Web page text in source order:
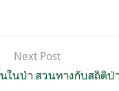
Next Post
ในป่า สวนทางกับสถิติ